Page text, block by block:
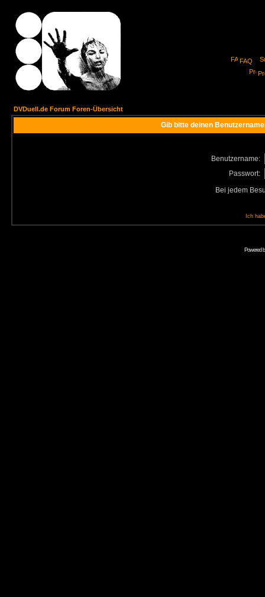
FAQ
DVDuell.de Forum Foren-Übersicht
Gib bitte deinen
Benutzername:
Passwort:
Bei jedem
Ich
Powered